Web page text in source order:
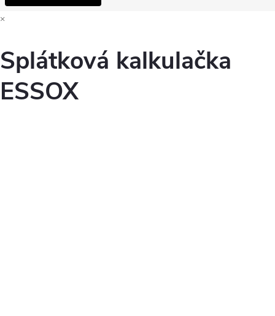
×
Splátková kalkulačka
ESSOX